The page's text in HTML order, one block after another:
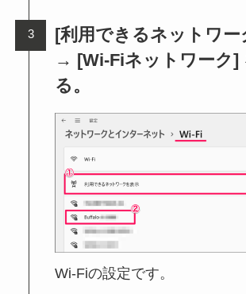
[利用できるネットワー
→ [Wi-Fiネットワーク]
る。
Wi-Fiの設定です。